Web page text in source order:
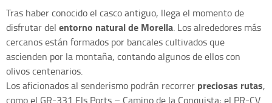
Tras haber conocido el casco antiguo, llega el momento de
disfrutar del entorno natural de Morella. Los alrededores más
cercanos están formados por bancales cultivados que
ascienden por la montaña, contando algunos de ellos con
olivos centenarios.
Los aficionados al senderismo podrán recorrer preciosas rutas,
como el GR-331 Els Ports – Camino de la Conquista; el PR-CV